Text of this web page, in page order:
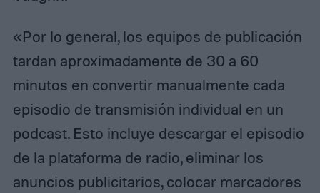
«Por lo general, los equipos de publicación
tardan aproximadamente de 30 a 60
minutos en convertir manualmente cada
episodio de transmisión individual en un
podcast. Esto incluye descargar el episodio
de la plataforma de radio, eliminar los
anuncios publicitarios, colocar marcadores